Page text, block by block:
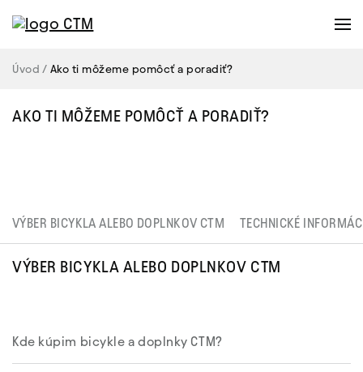
Úvod Ako ti môžeme pomôcť a poradiť?
AKO TI MÔŽEME POMÔCŤ A PORADIŤ?
VÝBER BICYKLA ALEBO DOPLNKOV CTM TECHNICKÉ
VÝBER BICYKLA ALEBO DOPLNKOV CTM
Kde kúpim bicykle a doplnky CTM?